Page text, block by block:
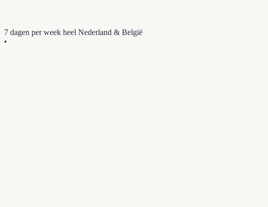
7 dagen per week heel Nederland & België
•